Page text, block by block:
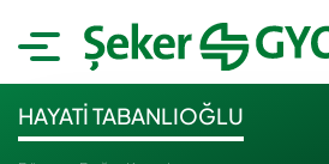
HAYATİ TABANLIOĞLU